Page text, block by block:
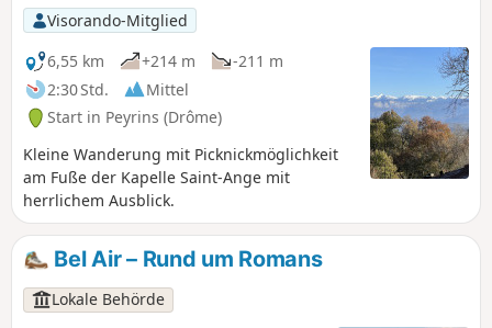
Visorando-Mitglied
6,55 km
+214 m
-211 m
2:30 Std.
Mittel
Start in Peyrins (Drôme)
Kleine Wanderung mit Picknickmöglichkeit
am Fuße der Kapelle Saint-Ange mit
herrlichem Ausblick.
Bel Air – Rund um Romans
Lokale Behörde